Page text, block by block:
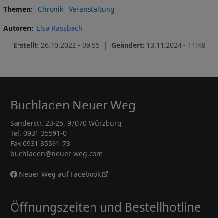
Themen Chronik Veranstaltung
Autoren
Elsa Rassbach
Erstellt: 26.10.2022 - 09:55 | Geändert: 13.11.2024 - 11:48
Buchladen Neuer Weg
Sanderstr. 23-25, 97070 Würzburg
Tel. 0931 35591-0
Fax 0931 35591-73
buchladen@neuer-weg.com
Neuer Weg auf Facebook
Öffnungszeiten und Bestellhotline